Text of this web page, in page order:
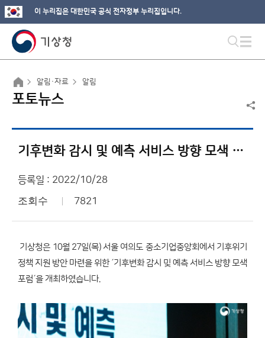
이 누리집은 대한민국 공식 전자정부 누리집입니다.
알림·자료 알림
포토뉴스
기후변화 감시 및 예측 서비스 방향 모색 포럼 개최
등록일 : 2022/10/28
조회수 7821
기상청은 10월 27일(목) 서울 여의도 중소기업중앙회에서 기후위기
정책 지원 방안 마련을 위한 ´기후변화 감시 및 예측 서비스 방향 모색
포럼´을 개최하였습니다.